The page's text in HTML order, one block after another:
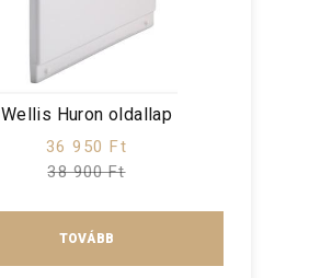
Wellis Huron oldallap
36 950 Ft
38 900 Ft
TOVÁBB